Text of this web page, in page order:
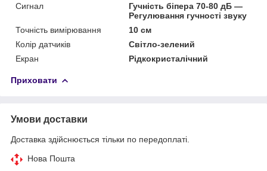
Сигнал
Гучність біпера 70-80 дБ —
Регулювання гучності звуку
Точність вимірювання
10 см
Колір датчиків
Світло-зелений
Екран
Рідкокристалічний
Приховати
Умови доставки
Доставка здійснюється тільки по передоплаті.
Нова Пошта